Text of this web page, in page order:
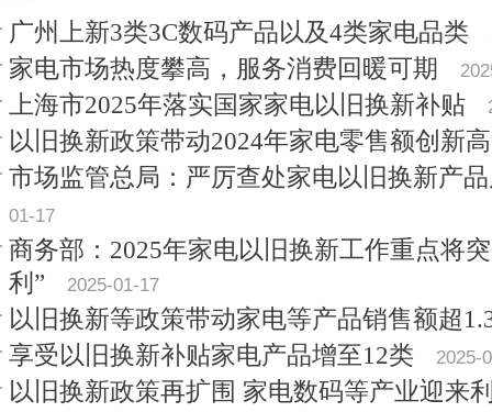
广州上新3类3C数码产品以及4类家电品类
家电市场热度攀高，服务消费回暖可期
上海市2025年落实国家家电以旧换新补贴
以旧换新政策带动2024年家电零售额创新高
市场监管总局：严厉查处家电以旧换新产
01-17
商务部：2025年家电以旧换新工作重点将
利”
2025-01-17
以旧换新等政策带动家电等产品销售额超
享受以旧换新补贴家电产品增至12类
2025-
以旧换新政策再扩围 家电数码等产业迎来